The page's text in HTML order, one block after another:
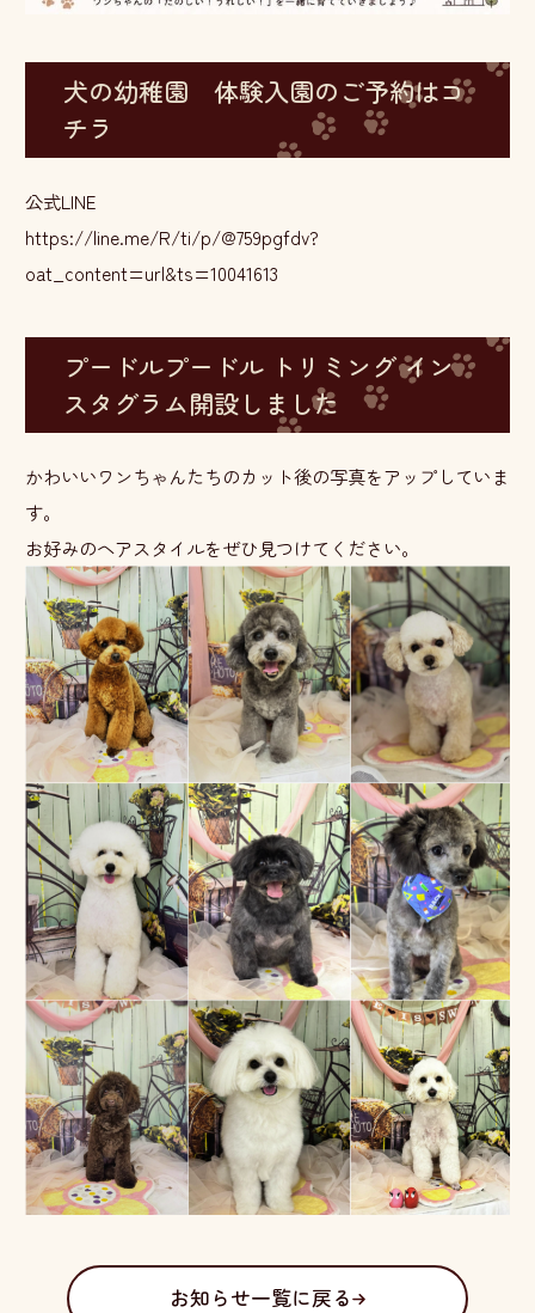
犬の幼稚園 体験入園のご予約はコ
チラ
公式LINE
https://line.me/R/ti/p/@759pgfdv?
oat_content=url&ts=10041613
プードルプードル トリミング イン
スタグラム開設しました
かわいいワンちゃんたちのカット後の写真をアップしていま
す。
お好みのヘアスタイルをぜひ見つけてください。
お知らせ一覧に戻る